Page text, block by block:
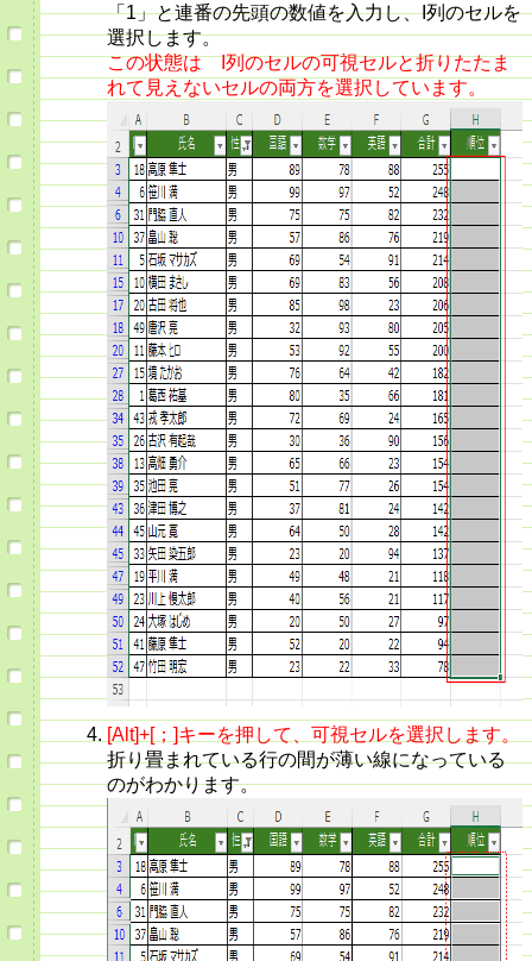
「1」と連番の先頭の数値を入力し、I列のセルを
選択します。
この状態は I列のセルの可視セルと折りたたま
れて見えないセルの両方を選択しています。
[Alt]+[；]キーを押して、可視セルを選択します。
折り畳まれている行の間が薄い線になっている
のがわかります。